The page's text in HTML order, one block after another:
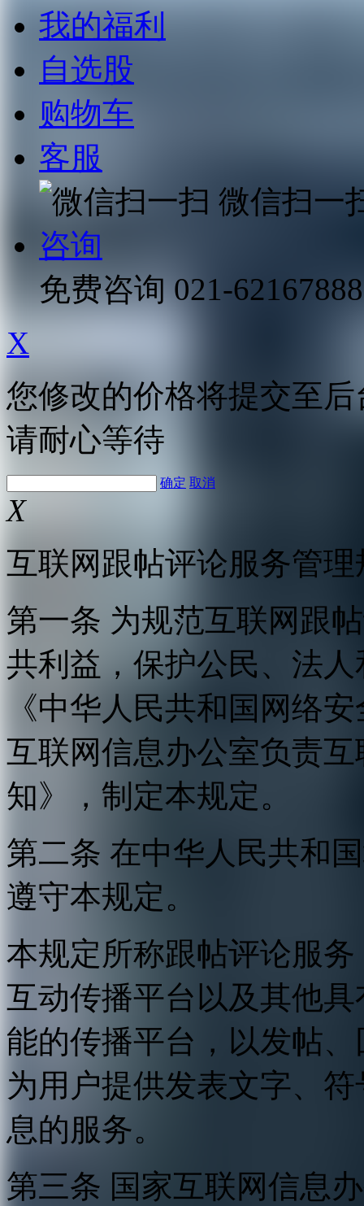
我的福利
自选股
购物车
客服
微信扫一
咨询
免费咨询 021-62167888
X
您修改的价格将提交至
请耐心等待
确定 取消
X
互联网跟帖评论服务管理
第一条 为规范互联网跟
共利益，保护公民、法
《中华人民共和国网络
互联网信息办公室负责
知》，制定本规定。
第二条 在中华人民共和
遵守本规定。
本规定所称跟帖评论服
互动传播平台以及其他
能的传播平台，以发帖
为用户提供发表文字、
息的服务。
第三条 国家互联网信息